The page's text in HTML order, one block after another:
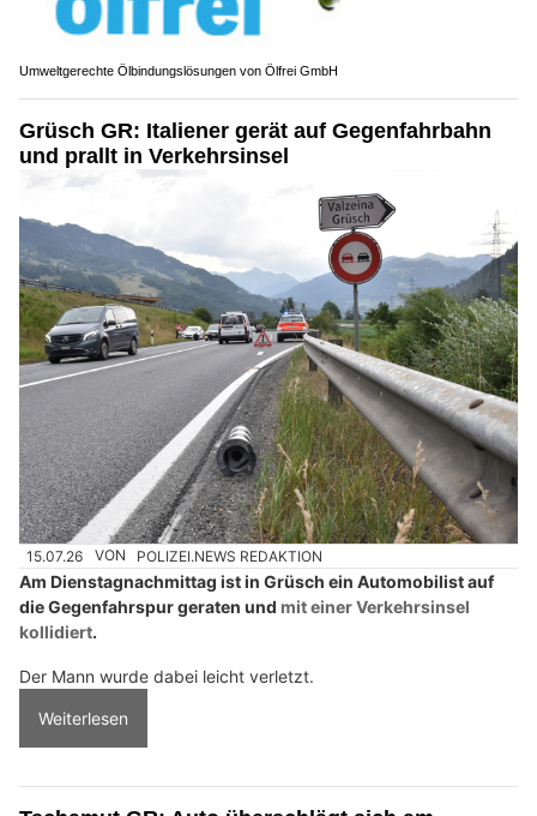
Umweltgerechte Ölbindungslösungen von Ölfrei GmbH
Grüsch GR: Italiener gerät auf Gegenfahrbahn
und prallt in Verkehrsinsel
15.07.26 VON POLIZEI.NEWS REDAKTION
Am Dienstagnachmittag ist in Grüsch ein Automobilist auf
die Gegenfahrspur geraten und mit einer Verkehrsinsel
kollidiert.
Der Mann wurde dabei leicht verletzt.
Weiterlesen